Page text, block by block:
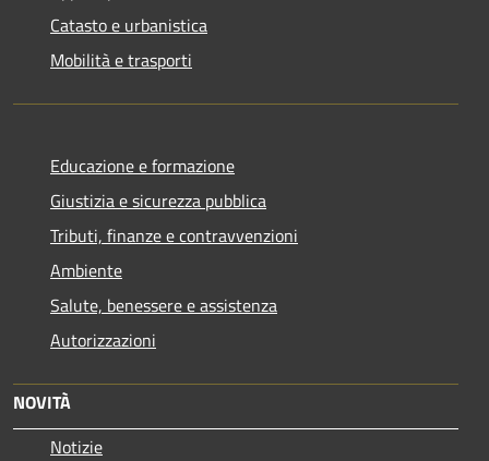
Catasto e urbanistica
Mobilità e trasporti
Educazione e formazione
Giustizia e sicurezza pubblica
Tributi, finanze e contravvenzioni
Ambiente
Salute, benessere e assistenza
Autorizzazioni
NOVITÀ
Notizie